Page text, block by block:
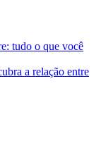
tudo o que você
a relação entre